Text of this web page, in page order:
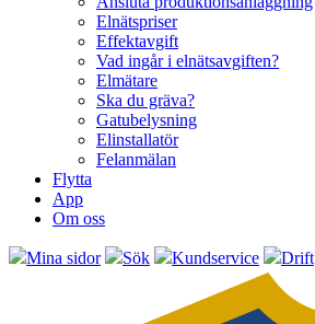
Elnätspriser
Effektavgift
Vad ingår i elnätsavgiften?
Elmätare
Ska du gräva?
Gatubelysning
Elinstallatör
Felanmälan
Flytta
App
Om oss
Mina sidor Sök Kundservice Drift